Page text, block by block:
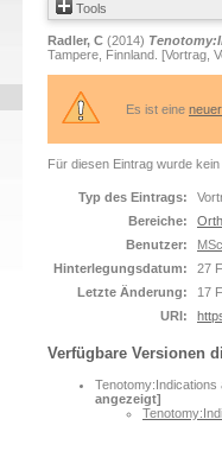
Tools
Radler, C (2014)
Tampere, Finnland. [Vortrag,
Es ist eine
Für diesen Eintrag wurde
Typ des Eintrags:
Bereiche:
Benutzer:
Hinterlegungsdatum:
27
Letzte Änderung:
17
URI:
Verfügbare Versionen
Tenotomy:Indications
angezeigt]